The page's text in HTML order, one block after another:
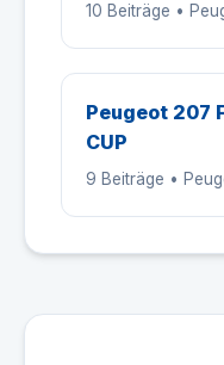
10 Beiträge •
Peugeot 207
CUP
9 Beiträge •